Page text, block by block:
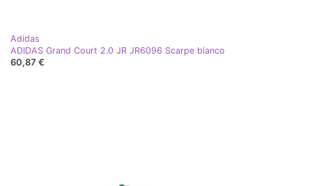
Adidas
ADIDAS Grand Court 2.0 JR JR6096 Scarpe bianco
60,87 €